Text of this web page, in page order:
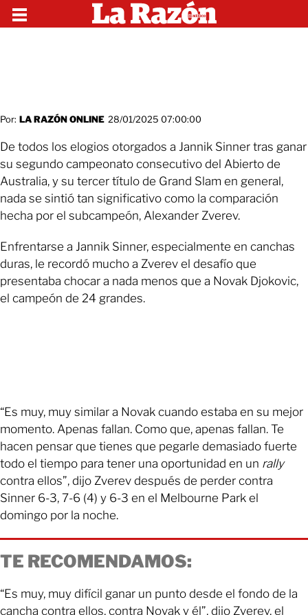
Por: LA RAZÓN ONLINE 28/01/2025 07:00:00
De todos los elogios otorgados a Jannik Sinner tras ganar
su segundo campeonato consecutivo del Abierto de
Australia, y su tercer título de Grand Slam en general,
nada se sintió tan significativo como la comparación
hecha por el subcampeón, Alexander Zverev.
Enfrentarse a Jannik Sinner, especialmente en canchas
duras, le recordó mucho a Zverev el desafío que
presentaba chocar a nada menos que a Novak Djokovic,
el campeón de 24 grandes.
“Es muy, muy similar a Novak cuando estaba en su mejor
momento. Apenas fallan. Como que, apenas fallan. Te
hacen pensar que tienes que pegarle demasiado fuerte
todo el tiempo para tener una oportunidad en un rally
contra ellos”, dijo Zverev después de perder contra
Sinner 6-3, 7-6 (4) y 6-3 en el Melbourne Park el
domingo por la noche.
TE RECOMENDAMOS:
“Es muy, muy difícil ganar un punto desde el fondo de la
cancha contra ellos, contra Novak y él”, dijo Zverev, el